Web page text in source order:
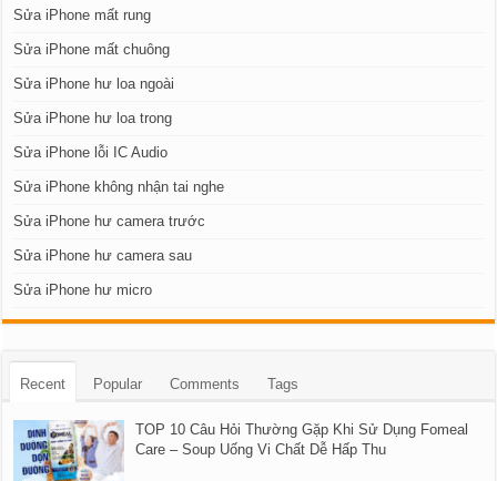
Sửa iPhone mất rung
Sửa iPhone mất chuông
Sửa iPhone hư loa ngoài
Sửa iPhone hư loa trong
Sửa iPhone lỗi IC Audio
Sửa iPhone không nhận tai nghe
Sửa iPhone hư camera trước
Sửa iPhone hư camera sau
Sửa iPhone hư micro
Recent Popular Comments Tags
TOP 10 Câu Hỏi Thường Gặp Khi Sử Dụng Fomeal
Care – Soup Uống Vi Chất Dễ Hấp Thu